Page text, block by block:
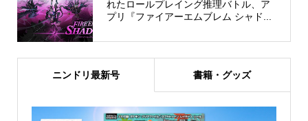
れたロールプレイング推理バトル、ア
プリ『ファイアーエムブレム シャド...
ニンドリ最新号 書籍・グッズ